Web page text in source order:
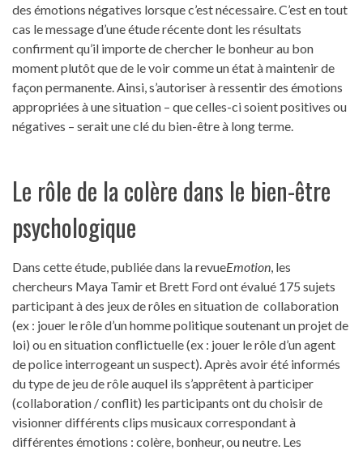
des émotions négatives lorsque c’est nécessaire. C’est en tout
cas le message d’une étude récente dont les résultats
confirment qu’il importe de chercher le bonheur au bon
moment plutôt que de le voir comme un état à maintenir de
façon permanente. Ainsi, s’autoriser à ressentir des émotions
appropriées à une situation – que celles-ci soient positives ou
négatives – serait une clé du bien-être à long terme.
Le rôle de la colère dans le bien-être
psychologique
Dans cette étude, publiée dans la revueEmotion , les
chercheurs Maya Tamir et Brett Ford ont évalué 175 sujets
participant à des jeux de rôles en situation de collaboration
(ex : jouer le rôle d’un homme politique soutenant un projet de
loi) ou en situation conflictuelle (ex : jouer le rôle d’un agent
de police interrogeant un suspect). Après avoir été informés
du type de jeu de rôle auquel ils s’apprêtent à participer
(collaboration / conflit) les participants ont du choisir de
visionner différents clips musicaux correspondant à
différentes émotions : colère, bonheur, ou neutre. Les